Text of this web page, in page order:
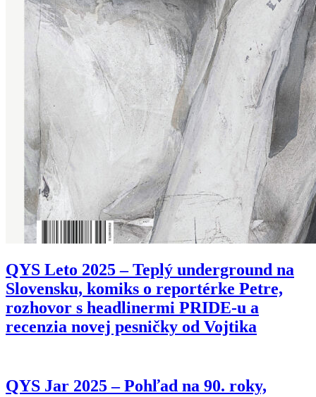
QYS Leto 2025 – Teplý underground na
Slovensku, komiks o reportérke Petre,
rozhovor s headlinermi PRIDE-u a
recenzia novej pesničky od Vojtika
QYS Jar 2025 – Pohľad na 90. roky,